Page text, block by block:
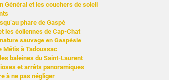
Général et les couchers de soleil
phare de Gaspé
les éoliennes de Cap-Chat
sauvage en Gaspésie
Métis à Tadoussac
baleines du Saint-Laurent
et arrêts panoramiques
à ne pas négliger